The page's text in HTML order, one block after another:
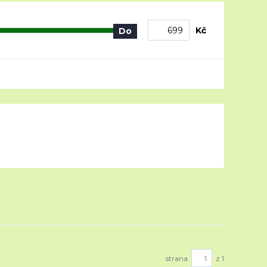
Do Kč
strana z 1